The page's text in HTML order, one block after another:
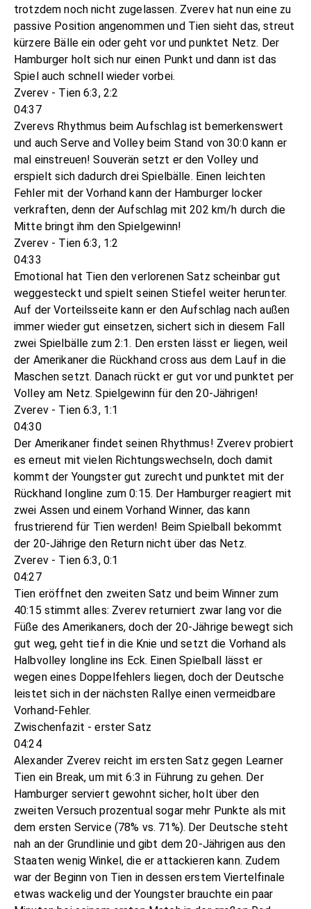
trotzdem noch nicht zugelassen. Zverev hat nun eine zu
passive Position angenommen und Tien sieht das, streut
kürzere Bälle ein oder geht vor und punktet Netz. Der
Hamburger holt sich nur einen Punkt und dann ist das
Spiel auch schnell wieder vorbei.
Zverev - Tien 6:3, 2:2
04:37
Zverevs Rhythmus beim Aufschlag ist bemerkenswert
und auch Serve and Volley beim Stand von 30:0 kann er
mal einstreuen! Souverän setzt er den Volley und
erspielt sich dadurch drei Spielbälle. Einen leichten
Fehler mit der Vorhand kann der Hamburger locker
verkraften, denn der Aufschlag mit 202 km/h durch die
Mitte bringt ihm den Spielgewinn!
Zverev - Tien 6:3, 1:2
04:33
Emotional hat Tien den verlorenen Satz scheinbar gut
weggesteckt und spielt seinen Stiefel weiter herunter.
Auf der Vorteilsseite kann er den Aufschlag nach außen
immer wieder gut einsetzen, sichert sich in diesem Fall
zwei Spielbälle zum 2:1. Den ersten lässt er liegen, weil
der Amerikaner die Rückhand cross aus dem Lauf in die
Maschen setzt. Danach rückt er gut vor und punktet per
Volley am Netz. Spielgewinn für den 20-Jährigen!
Zverev - Tien 6:3, 1:1
04:30
Der Amerikaner findet seinen Rhythmus! Zverev probiert
es erneut mit vielen Richtungswechseln, doch damit
kommt der Youngster gut zurecht und punktet mit der
Rückhand longline zum 0:15. Der Hamburger reagiert mit
zwei Assen und einem Vorhand Winner, das kann
frustrierend für Tien werden! Beim Spielball bekommt
der 20-Jährige den Return nicht über das Netz.
Zverev - Tien 6:3, 0:1
04:27
Tien eröffnet den zweiten Satz und beim Winner zum
40:15 stimmt alles: Zverev returniert zwar lang vor die
Füße des Amerikaners, doch der 20-Jährige bewegt sich
gut weg, geht tief in die Knie und setzt die Vorhand als
Halbvolley longline ins Eck. Einen Spielball lässt er
wegen eines Doppelfehlers liegen, doch der Deutsche
leistet sich in der nächsten Rallye einen vermeidbare
Vorhand-Fehler.
Zwischenfazit - erster Satz
04:24
Alexander Zverev reicht im ersten Satz gegen Learner
Tien ein Break, um mit 6:3 in Führung zu gehen. Der
Hamburger serviert gewohnt sicher, holt über den
zweiten Versuch prozentual sogar mehr Punkte als mit
dem ersten Service (78% vs. 71%). Der Deutsche steht
nah an der Grundlinie und gibt dem 20-Jährigen aus den
Staaten wenig Winkel, die er attackieren kann. Zudem
war der Beginn von Tien in dessen erstem Viertelfinale
etwas wackelig und der Youngster brauchte ein paar